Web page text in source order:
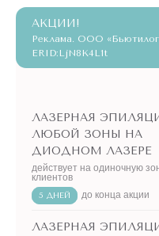
АКЦИИ!
Реклама. ООО
ERID:LjN8K4L1t
ЛАЗЕРНАЯ
ЛЮБОЙ ЗОНЫ НА
ДИОДНОМ ЛАЗЕРЕ
действует на одиночную
клиентов
5 ДНЕЙ до конца акции
ЛАЗЕРНАЯ